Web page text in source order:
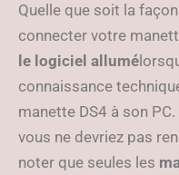
Quelle que soit la
connecter votre
le logiciel allumé
connaissance
manette DS4 à son
vous ne devriez pas
noter que seules les